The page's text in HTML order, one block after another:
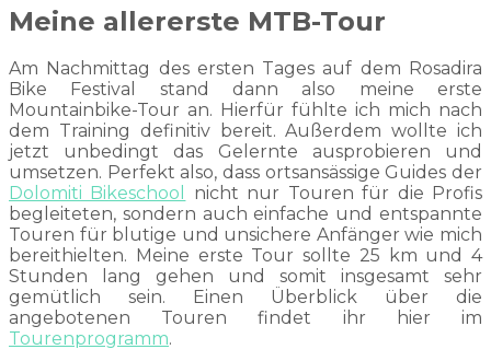
Meine allererste MTB-Tour
Am Nachmittag des ersten Tages auf dem Rosadira
Bike Festival stand dann also meine erste
Mountainbike-Tour an. Hierfür fühlte ich mich nach
dem Training definitiv bereit. Außerdem wollte ich
jetzt unbedingt das Gelernte ausprobieren und
umsetzen. Perfekt also, dass ortsansässige Guides der
Dolomiti Bikeschool
nicht nur Touren für die Profis
begleiteten, sondern auch einfache und entspannte
Touren für blutige und unsichere Anfänger wie mich
bereithielten. Meine erste Tour sollte 25 km und 4
Stunden lang gehen und somit insgesamt sehr
gemütlich sein. Einen Überblick über die
angebotenen Touren findet ihr hier im
Tourenprogramm.